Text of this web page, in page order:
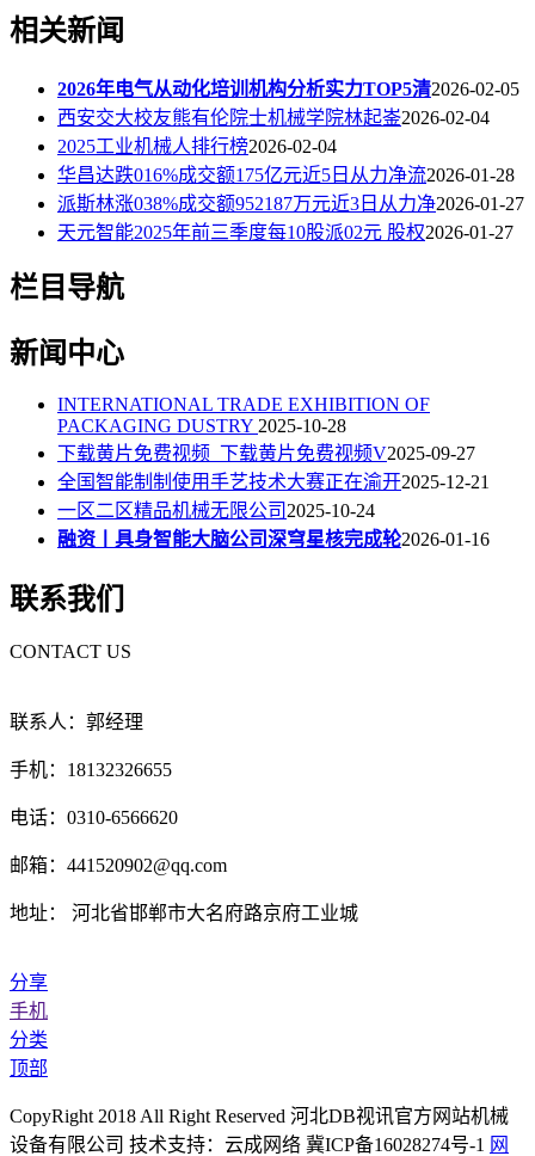
相关新闻
2026年电气从动化培训机构分析实力TOP5清2026-02-05
西安交大校友熊有伦院士机械学院林起崟2026-02-04
2025工业机械人排行榜2026-02-04
华昌达跌016%成交额175亿元近5日从力净流2026-01-28
派斯林涨038%成交额952187万元近3日从力净2026-01-27
天元智能2025年前三季度每10股派02元 股权2026-01-27
栏目导航
新闻中心
INTERNATIONAL TRADE EXHIBITION OF
PACKAGING DUSTRY 2025-10-28
下载黄片免费视频_下载黄片免费视频V2025-09-27
全国智能制制使用手艺技术大赛正在渝开2025-12-21
一区二区精品机械无限公司2025-10-24
融资丨具身智能大脑公司深穹星核完成轮2026-01-16
联系我们
CONTACT US
联系人：郭经理
手机：18132326655
电话：0310-6566620
邮箱：441520902@qq.com
地址： 河北省邯郸市大名府路京府工业城
分享
手机
分类
顶部
CopyRight 2018 All Right Reserved 河北DB视讯官方网站机械
设备有限公司 技术支持：云成网络 冀ICP备16028274号-1 网